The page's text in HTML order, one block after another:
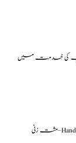
آپ کی خدمت میں